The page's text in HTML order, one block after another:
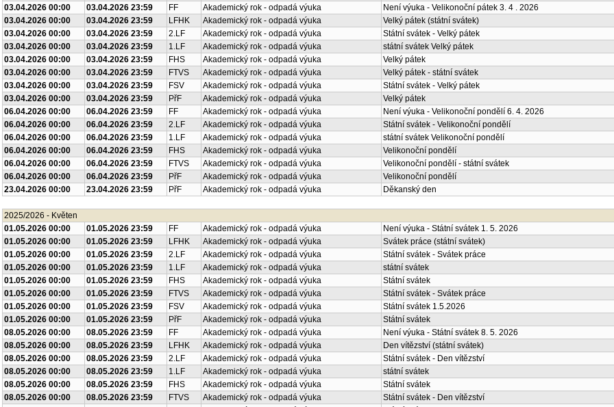
03.04.2026 00:00
03.04.2026 23:59 FF Akademický rok - odpadá výuka
Není výuka - Velikonoční pátek 3. 4 . 2026
03.04.2026 00:00
03.04.2026 23:59 LFHK Akademický rok - odpadá výuka
Velký pátek (státní svátek)
03.04.2026 00:00
03.04.2026 23:59 2.LF Akademický rok - odpadá výuka
Státní svátek - Velký pátek
03.04.2026 00:00
03.04.2026 23:59 1.LF Akademický rok - odpadá výuka
státní svátek Velký pátek
03.04.2026 00:00
03.04.2026 23:59 FHS Akademický rok - odpadá výuka
Velký pátek
03.04.2026 00:00
03.04.2026 23:59 FTVS Akademický rok - odpadá výuka
Velký pátek - státní svátek
03.04.2026 00:00
03.04.2026 23:59 FSV Akademický rok - odpadá výuka
Státní svátek - Velký pátek
03.04.2026 00:00
03.04.2026 23:59 PřF Akademický rok - odpadá výuka
Velký pátek
06.04.2026 00:00
06.04.2026 23:59 FF Akademický rok - odpadá výuka
Není výuka - Velikonoční pondělí 6. 4. 2026
06.04.2026 00:00
06.04.2026 23:59 2.LF Akademický rok - odpadá výuka
Státní svátek - Velikonoční pondělí
06.04.2026 00:00
06.04.2026 23:59 1.LF Akademický rok - odpadá výuka
státní svátek Velikonoční pondělí
06.04.2026 00:00
06.04.2026 23:59 FHS Akademický rok - odpadá výuka
Velikonoční pondělí
06.04.2026 00:00
06.04.2026 23:59 FTVS Akademický rok - odpadá výuka
Velikonoční pondělí - státní svátek
06.04.2026 00:00
06.04.2026 23:59 PřF Akademický rok - odpadá výuka
Velikonoční pondělí
23.04.2026 00:00
23.04.2026 23:59 PřF Akademický rok - odpadá výuka Děkanský den
2025/2026 - Květen
01.05.2026 00:00
01.05.2026 23:59 FF Akademický rok - odpadá výuka
Není výuka - Státní svátek 1. 5. 2026
01.05.2026 00:00
01.05.2026 23:59 LFHK Akademický rok - odpadá výuka
Svátek práce (státní svátek)
01.05.2026 00:00
01.05.2026 23:59 2.LF Akademický rok - odpadá výuka
Státní svátek - Svátek práce
01.05.2026 00:00
01.05.2026 23:59 1.LF Akademický rok - odpadá výuka
státní svátek
01.05.2026 00:00
01.05.2026 23:59 FHS Akademický rok - odpadá výuka
Státní svátek
01.05.2026 00:00
01.05.2026 23:59 FTVS Akademický rok - odpadá výuka
Státní svátek - Svátek práce
01.05.2026 00:00
01.05.2026 23:59 FSV Akademický rok - odpadá výuka
Státní svátek 1.5.2026
01.05.2026 00:00
01.05.2026 23:59 PřF Akademický rok - odpadá výuka
Státní svátek
08.05.2026 00:00
08.05.2026 23:59 FF Akademický rok - odpadá výuka
Není výuka - Státní svátek 8. 5. 2026
08.05.2026 00:00
08.05.2026 23:59 LFHK Akademický rok - odpadá výuka
Den vítězství (státní svátek)
08.05.2026 00:00
08.05.2026 23:59 2.LF Akademický rok - odpadá výuka
Státní svátek - Den vítězství
08.05.2026 00:00
08.05.2026 23:59 1.LF Akademický rok - odpadá výuka
státní svátek
08.05.2026 00:00
08.05.2026 23:59 FHS Akademický rok - odpadá výuka
Státní svátek
08.05.2026 00:00
08.05.2026 23:59 FTVS Akademický rok - odpadá výuka
Státní svátek - Den vítězství